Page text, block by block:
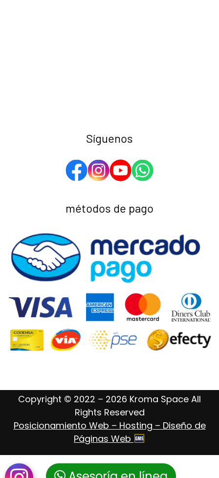
Síguenos
métodos de pago
Copyright © 2022 – 2026 Kroma Space All
Rights Reserved
Posicionamiento Web – Hosting – Diseño de
Páginas Web